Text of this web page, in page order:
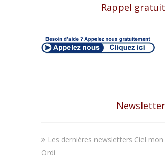
Rappel gratuit
Newsletter
Les dernières newsletters Ciel mon
Ordi